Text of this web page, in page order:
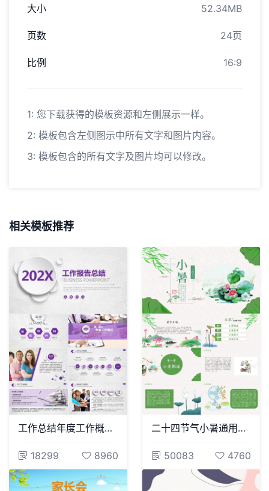
大小 52.34MB
页数 24页
比例 16:9
1: 您下载获得的模板资源和左侧展示一样。
2: 模板包含左侧图示中所有文字和图片内容。
3: 模板包含的所有文字及图片均可以修改。
相关模板推荐
工作总结年度工作概述工作回顾工作概述
18299 8960
二十四节气小暑通用PPT模板(12)
50083 4760